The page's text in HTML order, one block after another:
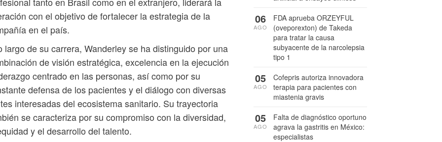
con el objetivo de fortalecer la estrategia de la
en el país.
largo de su carrera, Wanderley se ha distinguido por una
de visión estratégica, excelencia en la ejecución
centrado en las personas, así como por su
defensa de los pacientes y el diálogo con diversas
interesadas del ecosistema sanitario. Su trayectoria
se caracteriza por su compromiso con la diversidad,
y el desarrollo del talento.
FDA aprueba ORZEYFUL
(oveporexton) de Takeda
para tratar la causa
subyacente de la narcolepsia
tipo 1
06
AGO
Cofepris autoriza innovadora
terapia para pacientes con
miastenia gravis
05
AGO
Falta de diagnóstico oportuno
agrava la gastritis en México:
especialistas
05
AGO